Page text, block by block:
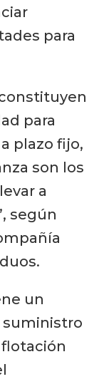
para
para
plazo fijo,
son los
a
según
un
suministro